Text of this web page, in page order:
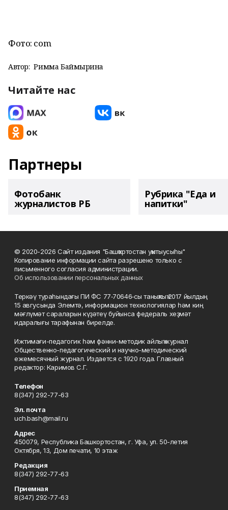
Фото: com
Автор: Римма Баймырҙина
Читайте нас
Партнеры
Фотобанк
журналистов РБ
Рубрика "Еда и
напитки"
© 2020-2026 Сайт издания "Башҡортостан уҡытыусыһы"
Копирование информации сайта разрешено только с
письменного согласия администрации.
Об использовании персональных данных
Теркәү тураһындағы ПИ ФС 77‑70646‑сы таныҡлыҡ 2017 йылдың
15 авгусында Элемтә, информацион технологиялар һәм киң
мәғлүмәт сараларын күҙәтеү буйынса федераль хеҙмәт
идаралығы тарафынан бирелде.
Ижтимағи-педагогик һәм фәнни-методик айлыҡ журнал
Общественно-педагогический и научно-методический
ежемесячный журнал. Издается с 1920 года. Главный
редактор: Каримов С.Г.
Телефон
8(347) 292-77-63
Эл. почта
uch.bash@mail.ru
Адрес
450079, Республика Башкортостан, г. Уфа, ул. 50-летия
Октября, 13, Дом печати, 10 этаж
Редакция
8(347) 292-77-63
Приемная
8(347) 292-77-63